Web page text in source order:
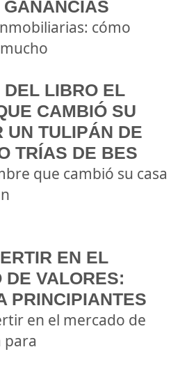
cómo
DEL LIBRO EL
CAMBIÓ SU
UN TULIPÁN DE
TRÍAS DE BES
que cambió su casa
EN EL
DE VALORES:
PRINCIPIANTES
en el mercado de
para